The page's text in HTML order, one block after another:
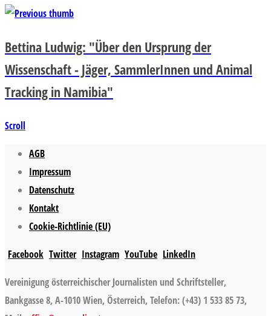
Bettina Ludwig: "Über den Ursprung der
Wissenschaft - Jäger, SammlerInnen und Animal
Tracking in Namibia"
Scroll
AGB
Impressum
Datenschutz
Kontakt
Cookie-Richtlinie (EU)
Facebook Twitter Instagram YouTube LinkedIn
Vereinigung österreichischer Journalisten und Schriftsteller,
Bankgasse 8, A-1010 Wien, Österreich, Telefon: (+43) 1 533 85 73,